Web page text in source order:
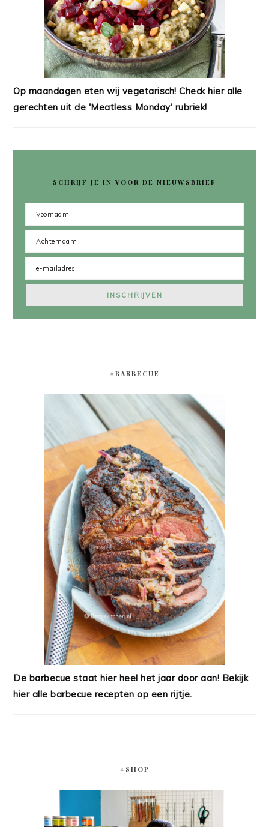
Op maandagen eten wij vegetarisch! Check hier alle
gerechten uit de 'Meatless Monday' rubriek!
SCHRIJF JE IN VOOR DE NIEUWSBRIEF
#BARBECUE
De barbecue staat hier heel het jaar door aan! Bekijk
hier alle barbecue recepten op een rijtje.
#SHOP